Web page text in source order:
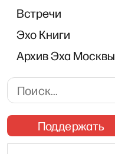
Встречи
Эхо Книги
Архив Эха Москвы
Поддержать